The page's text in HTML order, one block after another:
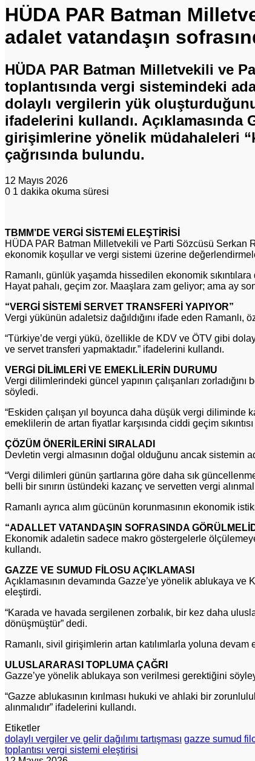
...
HÜDA PAR Batman
adalet vatandaşın
HÜDA PAR Batman Milletvekili ve
toplantısında vergi sistemindeki
dolaylı vergilerin yük
ifadelerini kullandı. Açıklamasında
girişimlerine yönelik müdahaleleri
çağrısında bulundu.
12 Mayıs 2026
0 1 dakika okuma süresi
TBMM’DE VERGİ SİSTEMİ ELEŞTİRİSİ
HÜDA PAR Batman Milletvekili ve Parti Sözcüsü Serkan
ekonomik koşullar ve vergi sistemi üzerine
Ramanlı, günlük yaşamda hissedilen ekonomik
Hayat pahalı, geçim zor. Maaşlara zam geliyor; ama ay
“VERGİ SİSTEMİ SERVET TRANSFERİ YAPIYOR”
Vergi yükünün adaletsiz dağıldığını ifade eden Ramanlı,
“Türkiye’de vergi yükü, özellikle de KDV ve ÖTV gibi
ve servet transferi yapmaktadır.” ifadelerini kullandı.
VERGİ DİLİMLERİ VE EMEKLİLERİN DURUMU
Vergi dilimlerindeki güncel yapının çalışanları
söyledi.
“Eskiden çalışan yıl boyunca daha düşük vergi diliminde
emeklilerin de artan fiyatlar karşısında ciddi geçim sıkıntısı
ÇÖZÜM ÖNERİLERİNİ SIRALADI
Devletin vergi almasının doğal olduğunu ancak sistemin
“Vergi dilimleri günün şartlarına göre daha sık
belli bir sınırın üstündeki kazanç ve servetten vergi
Ramanlı ayrıca alım gücünün korunmasının ekonomik
“ADALLET VATANDAŞIN SOFRASINDA
Ekonomik adaletin sadece makro göstergelerle
kullandı.
GAZZE VE SUMUD FİLOSU AÇIKLAMASI
Açıklamasının devamında Gazze’ye yönelik ablukaya
eleştirdi.
“Karada ve havada sergilenen zorbalık, bir kez daha
dönüşmüştür” dedi.
Ramanlı, sivil girişimlerin artan katılımlarla yoluna
ULUSLARARASI TOPLUMA ÇAĞRI
Gazze’ye yönelik ablukaya son verilmesi gerektiğini
“Gazze ablukasının kırılması hukuki ve ahlaki bir
alınmalıdır” ifadelerini kullandı.
Etiketler
dolaylı vergiler ve gelir dağılımı tartışması gazze sumud
toplantısı vergi sistemi eleştirisi